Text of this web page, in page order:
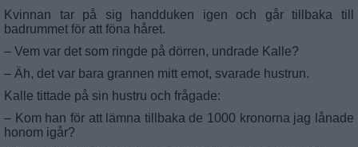
Kvinnan tar på sig handduken igen och går tillbaka till
badrummet för att föna håret.
– Vem var det som ringde på dörren, undrade Kalle?
– Äh, det var bara grannen mitt emot, svarade hustrun.
Kalle tittade på sin hustru och frågade:
– Kom han för att lämna tillbaka de 1000 kronorna jag lånade
honom igår?